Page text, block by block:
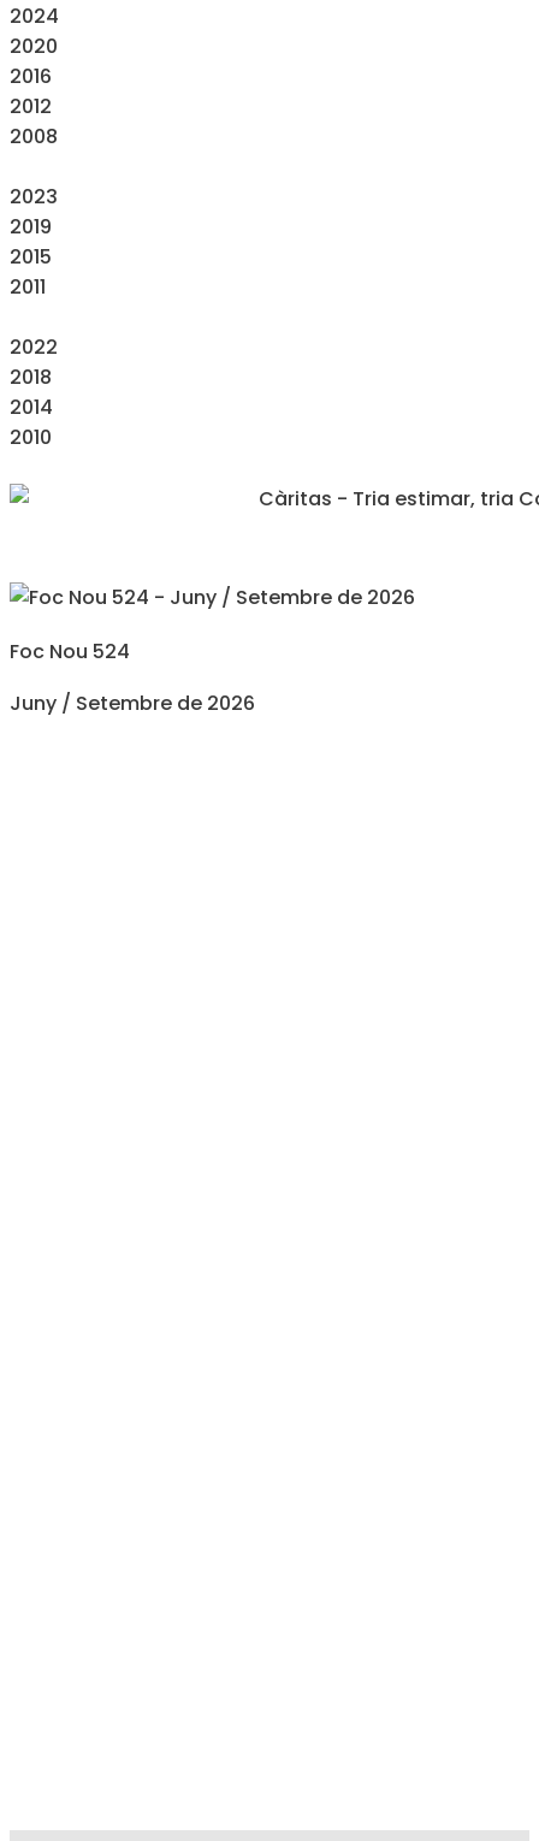
2024
2020
2016
2012
2008
2023
2019
2015
2011
2022
2018
2014
2010
Foc Nou 524
Juny / Setembre de 2026